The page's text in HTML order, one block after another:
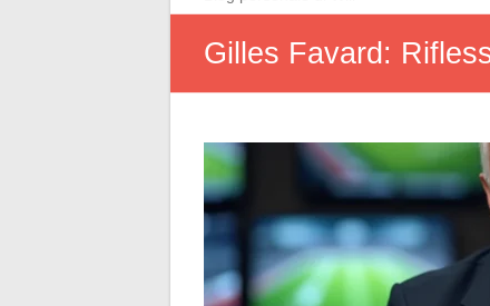
Gilles Favard: